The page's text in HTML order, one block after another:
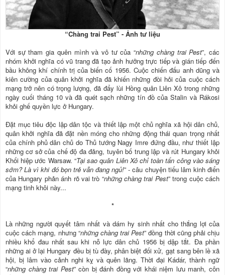
“Chàng trai Pest” - Ảnh tư liệu
Với sự tham gia quên mình và vô tư của “những chàng trai Pest”, các
nhóm khởi nghĩa có vũ trang đã tạo ảnh hưởng trực tiếp và gián tiếp đến
bầu không khí chính trị của biến cố 1956. Cuộc chiến đấu anh dũng và
kiên cường của quân khởi nghĩa đã khiến những đòi hỏi của cuộc cách
mạng trở nên có trọng lượng, đã đẩy lùi Hồng quân Liên Xô trong những
ngày cuối tháng 10 và đã quét sạch những tín đồ của Stalin và Rákosi
khỏi ghế quyền lực ở Hungary.
Ðặt mục tiêu độc lập dân tộc và thiết lập một chủ nghĩa xã hội dân chủ,
quân khởi nghĩa đã đặt nền móng cho những động thái quan trọng nhất
của chính phủ dân chủ do Thủ tướng Nagy Imre đứng đầu, như thiết lập
những cơ sở của chế độ đa đảng, tuyên bố trung lập và rút Hungary khỏi
Khối hiệp ước Warsaw. “Tại sao quân Liên Xô chỉ toàn tấn công vào sáng
sớm? Là vì khi đó bọn trẻ vẫn đang ngủ!” - câu chuyện tiếu lâm kinh điển
của Hungary phản ánh rõ vai trò “những chàng trai Pest” trong cuộc cách
mạng tinh khôi này...
*
Là những người quyết tâm nhất và dám hy sinh nhất cho thắng lợi của
cuộc cách mạng, nhưng “những chàng trai Pest” đồng thời cũng phải chịu
nhiều khổ đau nhất sau khi nỗ lực dân chủ 1956 bị dập tắt. Ða phần
những ai ở lại Hungary đều bị tù đày, phân biệt đối xử, gạt sang bên lề xã
hội, bị lâm vào cảnh nghi kỵ và quên lãng. Thời đại Kádár, thành ngữ
“những chàng trai Pest” còn bị đánh đồng với khái niệm lưu manh, côn